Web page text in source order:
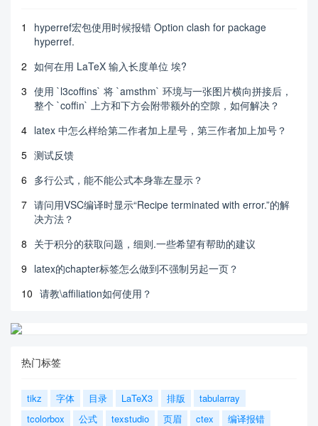
1
hyperref宏包使用时候报错 Option clash for package
hyperref.
2 如何在用 LaTeX 输入长度单位 埃?
3 使用 `l3coffins` 将 `amsthm` 环境与一张图片横向拼接后，
整个 `coffin` 上方和下方会附带额外的空隙，如何解决？
4 latex 中怎么样给第二作者加上星号，第三作者加上加号？
5 测试反馈
6 多行公式，能不能公式本身靠左显示？
7 请问用VSC编译时显示“Recipe terminated with error.”的解
决方法？
8 关于积分的获取问题，细则.一些希望有帮助的建议
9 latex的chapter标签怎么做到不强制另起一页？
10 请教\affiliation如何使用？
热门标签
tikz 字体 目录 LaTeX3 排版
tabularray
tcolorbox
公式 texstudio 页眉 ctex
编译报错